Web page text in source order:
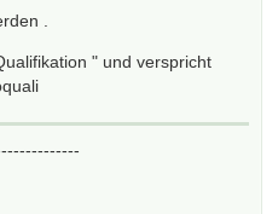
.
" und verspricht